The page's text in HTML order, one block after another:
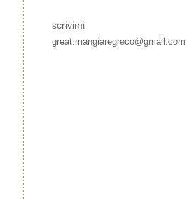
scrivimi
great.mangiaregreco@gmail.com